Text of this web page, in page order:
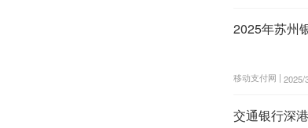
2025年苏州
移动支付网 | 2025/
交通银行深